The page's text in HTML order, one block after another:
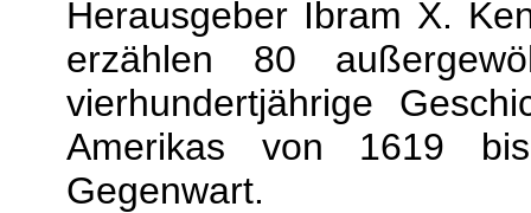
Herausgeber Ibram X.
erzählen 80
vierhundertjährige
Amerikas von 1619
Gegenwart.